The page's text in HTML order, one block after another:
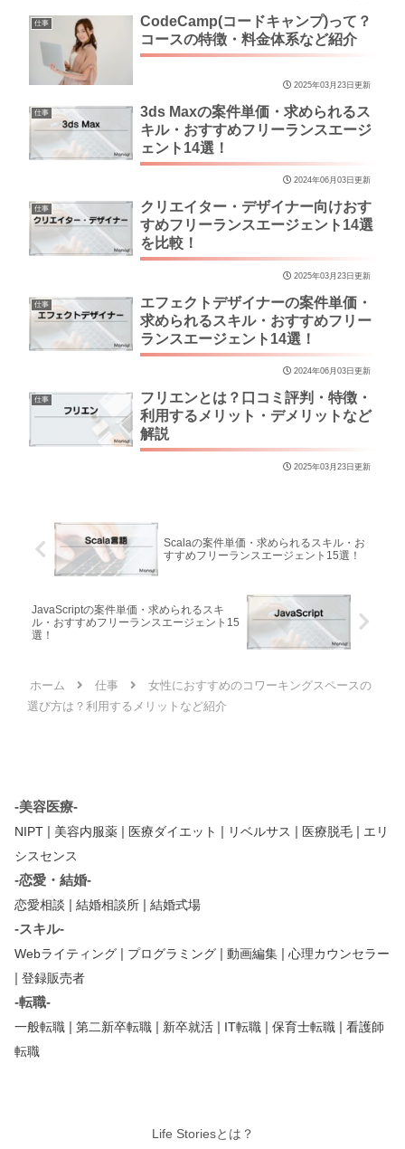
仕事
CodeCamp(コードキャンプ)って？
コースの特徴・料金体系など紹介
2025年03月23日更新
仕事
3ds Maxの案件単価・求められるス
キル・おすすめフリーランスエージ
ェント14選！
2024年06月03日更新
仕事
クリエイター・デザイナー向けおす
すめフリーランスエージェント14選
を比較！
2025年03月23日更新
仕事
エフェクトデザイナーの案件単価・
求められるスキル・おすすめフリー
ランスエージェント14選！
2024年06月03日更新
仕事
フリエンとは？口コミ評判・特徴・
利用するメリット・デメリットなど
解説
2025年03月23日更新
Scalaの案件単価・求められるスキル・お
すすめフリーランスエージェント15選！
JavaScriptの案件単価・求められるスキ
ル・おすすめフリーランスエージェント15
選！
ホーム 仕事
女性におすすめのコワーキングスペースの
選び方は？利用するメリットなど紹介
-美容医療-
NIPT | 美容内服薬 | 医療ダイエット | リベルサス | 医療脱毛 | エリ
シスセンス
-恋愛・結婚-
恋愛相談 | 結婚相談所 | 結婚式場
-スキル-
Webライティング | プログラミング | 動画編集 | 心理カウンセラー
| 登録販売者
-転職-
一般転職 | 第二新卒転職 | 新卒就活 | IT転職 | 保育士転職 | 看護師
転職
Life Storiesとは？